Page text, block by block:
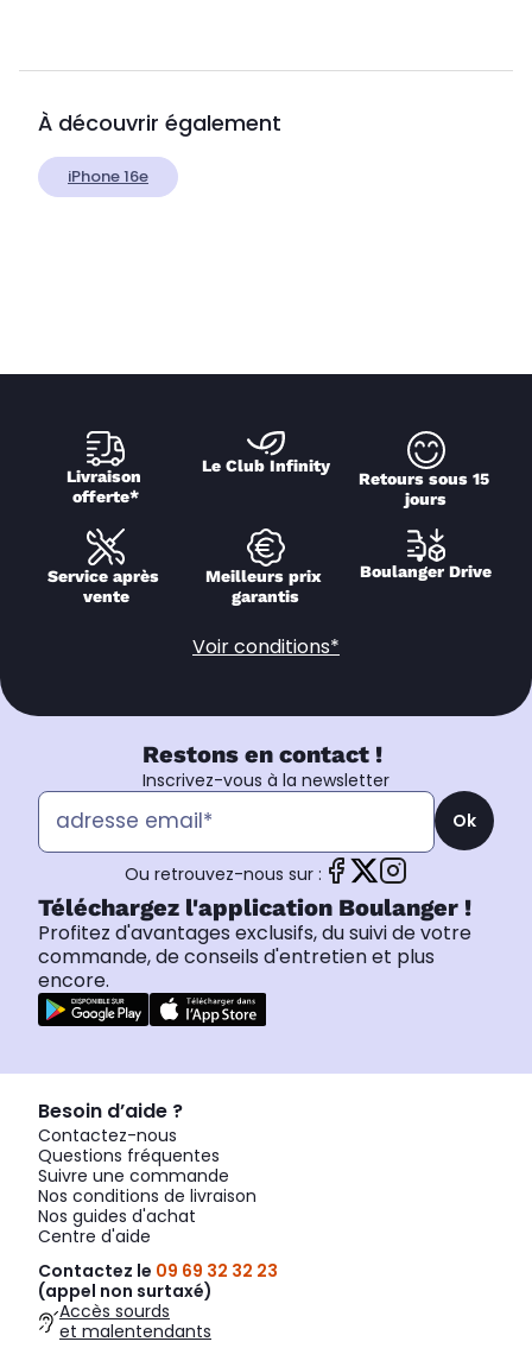
À découvrir également
iPhone 16e
Livraison
offerte*
Le Club Infinity
Retours sous 15
jours
Service après
vente
Meilleurs prix
garantis
Boulanger Drive
Voir conditions*
Restons en contact !
Inscrivez-vous à la newsletter
Ok
Ou retrouvez-nous sur :
Téléchargez l'application Boulanger !
Profitez d'avantages exclusifs, du suivi de votre
commande, de conseils d'entretien et plus
encore.
Besoin d’aide ?
Contactez-nous
Questions fréquentes
Suivre une commande
Nos conditions de livraison
Nos guides d'achat
Centre d'aide
Contactez le 09 69 32 32 23
(appel non surtaxé)
Accès sourds
et malentendants